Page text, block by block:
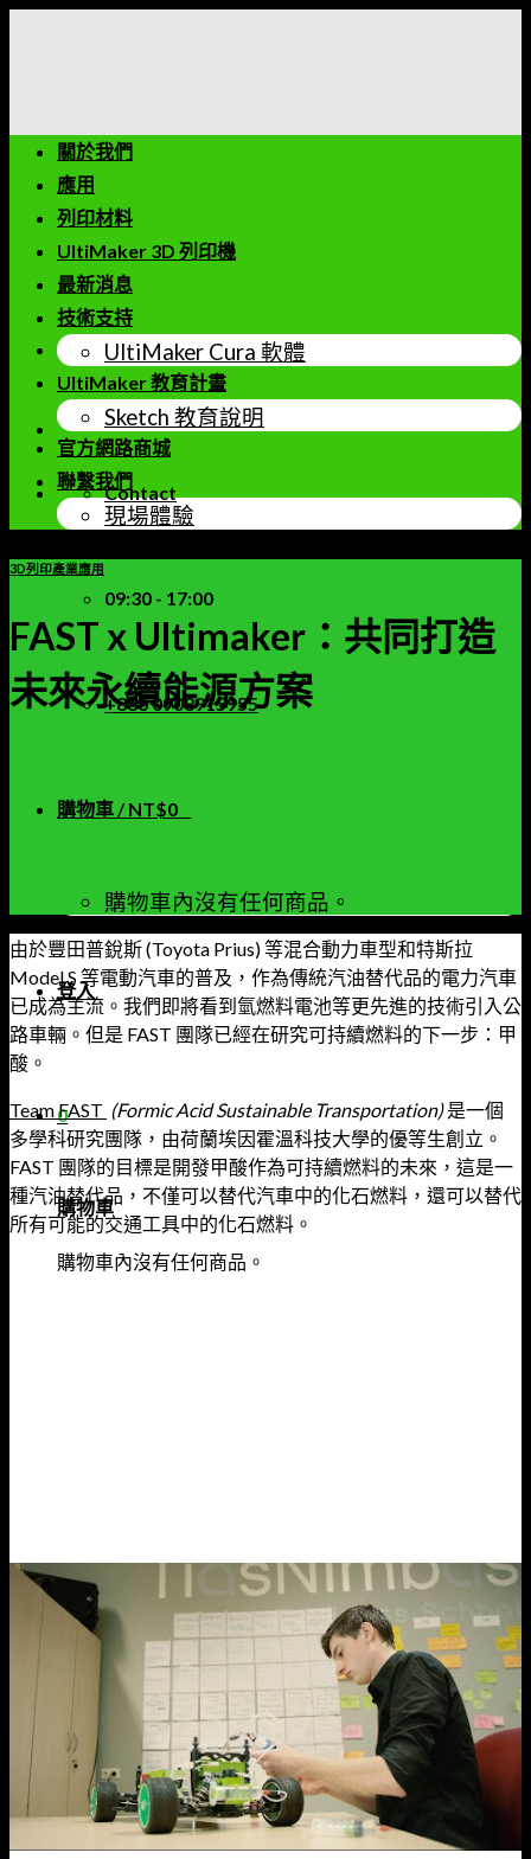
Contact
09:30 - 17:00
+886 0908915955
購物車 /NT$0
購物車內沒有任何商品。
登入
0
購物車
購物車內沒有任何商品。
關於我們
應用
列印材料
UltiMaker 3D 列印機
最新消息
技術支持
UltiMaker Cura 軟體
UltiMaker 教育計畫
Sketch 教育說明
官方網路商城
聯繫我們
現場體驗
3D列印產業應用
FAST x Ultimaker：共同打造
未來永續能源方案
由於豐田普銳斯 (Toyota Prius) 等混合動力車型和特斯拉
Model S 等電動汽車的普及，作為傳統汽油替代品的電力汽車
已成為主流。我們即將看到氫燃料電池等更先進的技術引入公
路車輛。但是 FAST 團隊已經在研究可持續燃料的下一步：甲
酸。
Team FAST (Formic Acid Sustainable Transportation)是一個
多學科研究團隊，由荷蘭埃因霍溫科技大學的優等生創立。
FAST 團隊的目標是開發甲酸作為可持續燃料的未來，這是一
種汽油替代品，不僅可以替代汽車中的化石燃料，還可以替代
所有可能的交通工具中的化石燃料。